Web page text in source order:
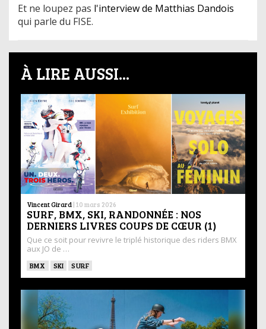
Et ne loupez pas l'interview de Matthias Dandois
qui parle du FISE.
À LIRE AUSSI...
Vincent Girard | 10 mars 2026
SURF, BMX, SKI, RANDONNÉE : NOS
DERNIERS LIVRES COUPS DE CŒUR (1)
Que ce soit pour revivre le triplé historique des riders BMX
aux JO de …
BMX SKI SURF